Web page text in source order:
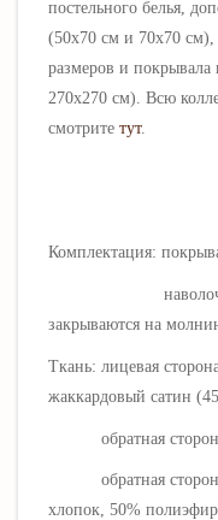
постельного белья,
(50х70 см и 70х70
размеров и покрывала
270х270 см). Всю
смотрите тут.
Комплектация:
наволочки -
закрываются на
Ткань: лицевая
жаккардовый сатин
обратная сторона
обратная сторона
хлопок, 50%